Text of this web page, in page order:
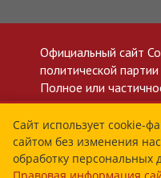
Официальный сайт
политической партии
Полное или
приветствуется со
Политика в отношении
данных
Все материалы сайта
Сайт использует cookie-
сайтом без изменения
обработку персональных